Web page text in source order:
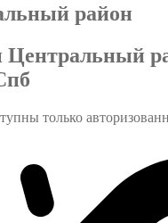
район
Центральный
только